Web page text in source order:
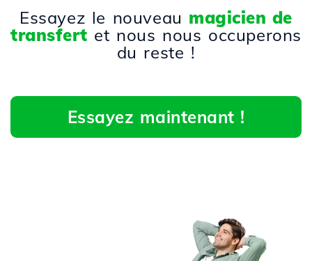
Essayez le nouveau magicien de
transfert et nous nous occuperons
du reste !
Essayez maintenant !